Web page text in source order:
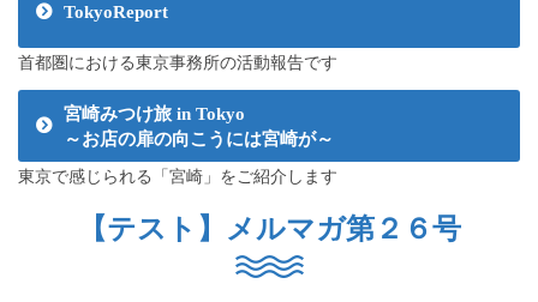
TokyoReport
首都圏における東京事務所の活動報告です
宮崎みつけ旅 in Tokyo
～お店の扉の向こうには宮崎が～
東京で感じられる「宮崎」をご紹介します
【テスト】メルマガ第２６号